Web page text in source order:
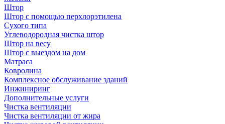
Штор
Штор с помощью перхлорэтилена
Сухого типа
Углеводородная чистка штор
Штор на весу
Штор с выездом на дом
Матраса
Ковролина
Комплексное обслуживание зданий
Инжиниринг
Дополнительные услуги
Чистка вентиляции
Чистка вентиляции от жира